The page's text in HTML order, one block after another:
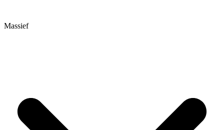
Massief